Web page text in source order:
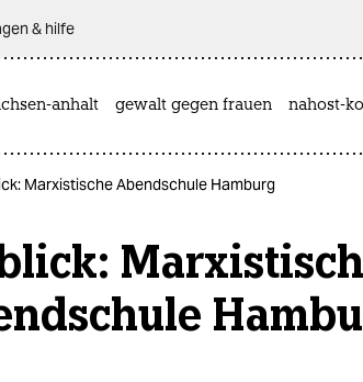
& hilfe
anhalt gewalt gegen frauen nahost-
Marxistische Abendschule Hamburg